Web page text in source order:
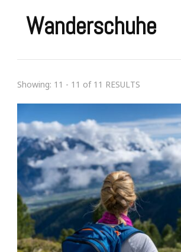
Wanderschuhe
Showing: 11 - 11 of 11 RESULTS